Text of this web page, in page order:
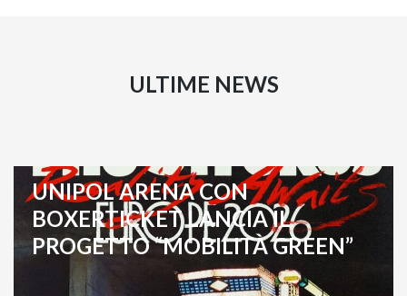
ULTIME NEWS
UNIPOL ARENA CON
BOXERTICKET LANCIA IL
PROGETTO “MOBILITÀ GREEN”